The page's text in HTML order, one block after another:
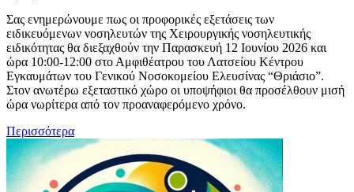
Σας ενημερώνουμε πως οι προφορικές εξετάσεις των
ειδικευόμενων νοσηλευτών της Χειρουργικής νοσηλευτικής
ειδικότητας θα διεξαχθούν την Παρασκευή 12 Ιουνίου 2026 και
ώρα 10:00-12:00 στο Αμφιθέατρου του Λατσείου Κέντρου
Εγκαυμάτων του Γενικού Νοσοκομείου Ελευσίνας “Θριάσιο”.
Στον ανωτέρω εξεταστικό χώρο οι υποψήφιοι θα προσέλθουν μισή
ώρα νωρίτερα από τον προαναφερόμενο χρόνο.
Περισσότερα